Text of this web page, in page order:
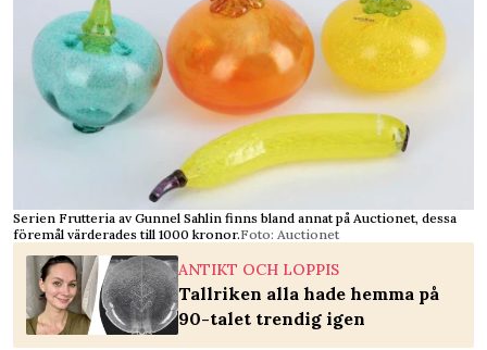
Serien Frutteria av Gunnel Sahlin finns bland annat på Auctionet, dessa
föremål värderades till 1000 kronor.Foto: Auctionet
ANTIKT OCH LOPPIS
Tallriken alla hade hemma på
90-talet trendig igen